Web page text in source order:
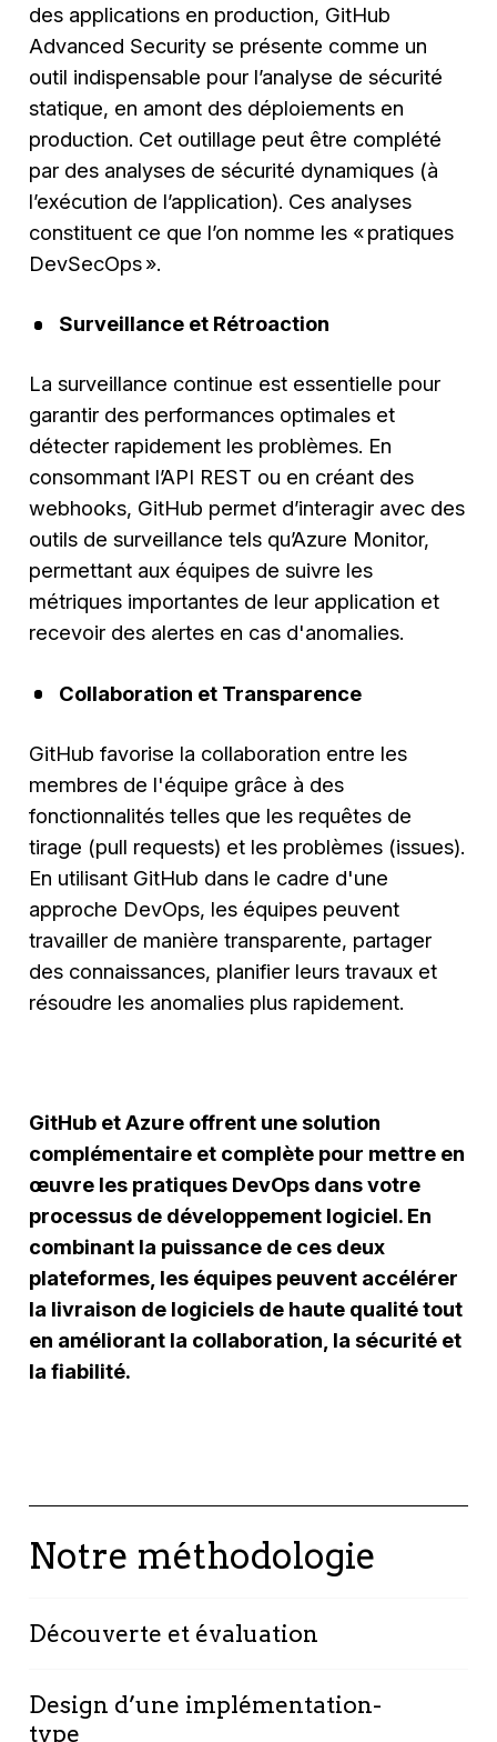
des applications en production, GitHub
Advanced Security se présente comme un
outil indispensable pour l’analyse de sécurité
statique, en amont des déploiements en
production. Cet outillage peut être complété
par des analyses de sécurité dynamiques (à
l’exécution de l’application). Ces analyses
constituent ce que l’on nomme les « pratiques
DevSecOps ».
Surveillance et Rétroaction
La surveillance continue est essentielle pour
garantir des performances optimales et
détecter rapidement les problèmes. En
consommant l’API REST ou en créant des
webhooks, GitHub permet d’interagir avec des
outils de surveillance tels qu’Azure Monitor,
permettant aux équipes de suivre les
métriques importantes de leur application et
recevoir des alertes en cas d'anomalies.
Collaboration et Transparence
GitHub favorise la collaboration entre les
membres de l'équipe grâce à des
fonctionnalités telles que les requêtes de
tirage (pull requests) et les problèmes (issues).
En utilisant GitHub dans le cadre d'une
approche DevOps, les équipes peuvent
travailler de manière transparente, partager
des connaissances, planifier leurs travaux et
résoudre les anomalies plus rapidement.
GitHub et Azure offrent une solution
complémentaire et complète pour mettre en
œuvre les pratiques DevOps dans votre
processus de développement logiciel. En
combinant la puissance de ces deux
plateformes, les équipes peuvent accélérer
la livraison de logiciels de haute qualité tout
en améliorant la collaboration, la sécurité et
la fiabilité.
Notre méthodologie
Découverte et évaluation
Découverte des pratiques DevOps, les
enjeux techniques, méthodologiques et
Design d’une implémentation-
type